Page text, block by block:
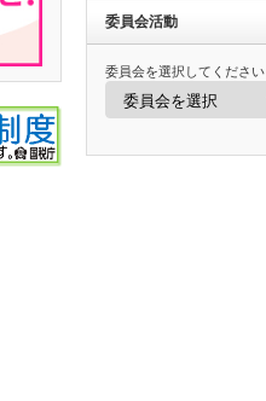
委員会活動
委員会を選択してください